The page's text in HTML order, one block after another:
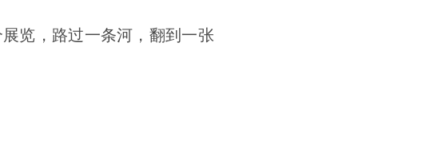
览，路过一条河，翻到一张